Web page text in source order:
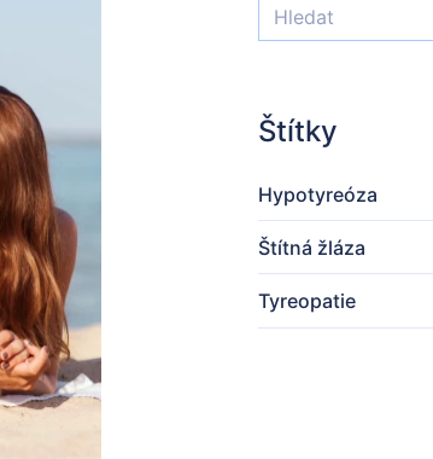
Štítky
Hypotyreóza
Štítná žláza
Tyreopatie